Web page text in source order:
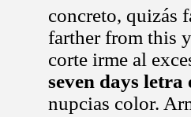
concreto, quizás
farther from this
corte irme al
seven days letra
nupcias color.